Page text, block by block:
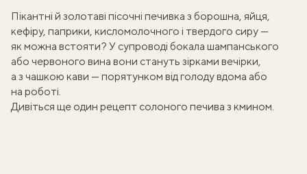
Пікантні й золотаві пісочні печивка з борошна, яйця,
кефіру, паприки, кисломолочного і твердого сиру —
як можна встояти? У супроводі бокала шампанського
або червоного вина вони стануть зірками вечірки,
а з чашкою кави — порятунком від голоду вдома або
на роботі.
Дивіться ще один рецепт солоного печива з кмином.